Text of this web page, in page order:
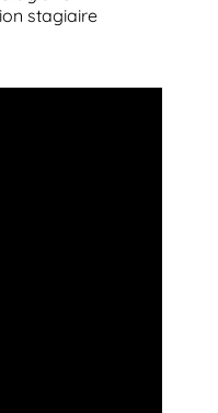
stagiaire